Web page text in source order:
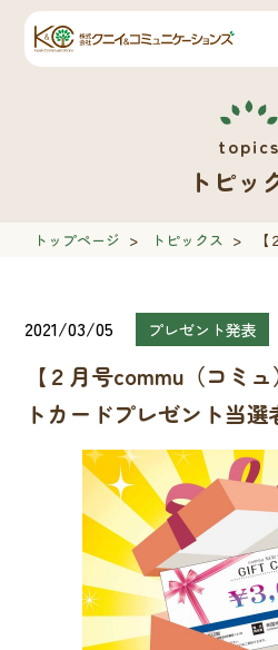
トピッ
トップページ > トピックス >
2021/03/05 プレゼント発表
【２月号commu（コミ
トカードプレゼント当選